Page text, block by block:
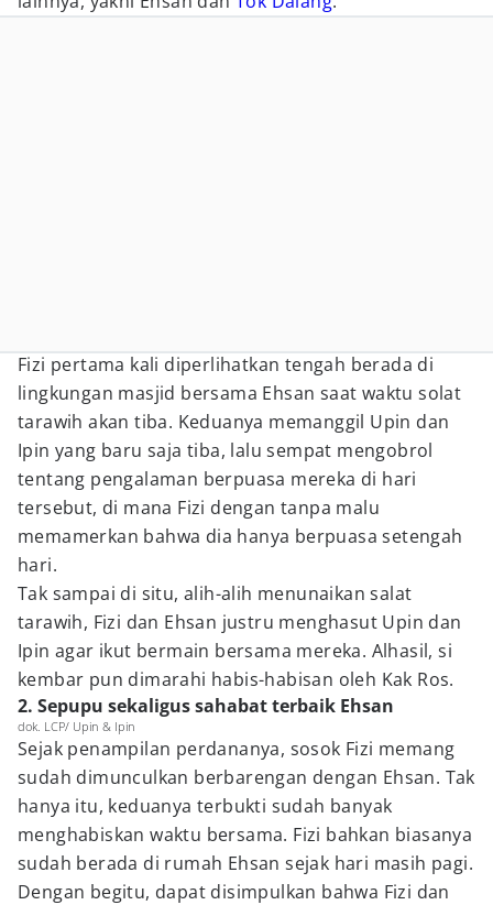
Fizi pertama kali diperlihatkan tengah berada di
lingkungan masjid bersama Ehsan saat waktu solat
tarawih akan tiba. Keduanya memanggil Upin dan
Ipin yang baru saja tiba, lalu sempat mengobrol
tentang pengalaman berpuasa mereka di hari
tersebut, di mana Fizi dengan tanpa malu
memamerkan bahwa dia hanya berpuasa setengah
hari.
Tak sampai di situ, alih-alih menunaikan salat
tarawih, Fizi dan Ehsan justru menghasut Upin dan
Ipin agar ikut bermain bersama mereka. Alhasil, si
kembar pun dimarahi habis-habisan oleh Kak Ros.
2. Sepupu sekaligus sahabat terbaik Ehsan
dok. LCP/ Upin & Ipin
Sejak penampilan perdananya, sosok Fizi memang
sudah dimunculkan berbarengan dengan Ehsan. Tak
hanya itu, keduanya terbukti sudah banyak
menghabiskan waktu bersama. Fizi bahkan biasanya
sudah berada di rumah Ehsan sejak hari masih pagi.
Dengan begitu, dapat disimpulkan bahwa Fizi dan